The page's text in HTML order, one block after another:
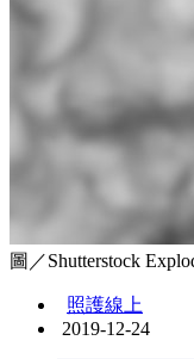
圖／Shutterstock
照護線上
2019-12-24